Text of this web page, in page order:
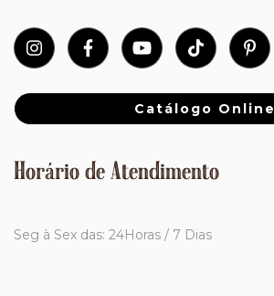
Catálogo Online
Horário de Atendimento
Seg à Sex das: 24Horas / 7 Dias